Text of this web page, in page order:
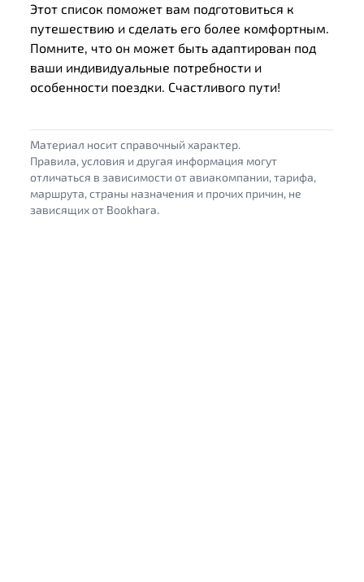
Этот список поможет вам подготовиться к
путешествию и сделать его более комфортным.
Помните, что он может быть адаптирован под
ваши индивидуальные потребности и
особенности поездки. Счастливого пути!
Материал носит справочный характер.
Правила, условия и другая информация могут
отличаться в зависимости от авиакомпании, тарифа,
маршрута, страны назначения и прочих причин, не
зависящих от Bookhara.